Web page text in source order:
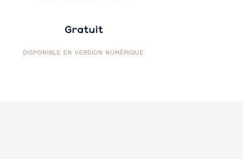
Gratuit
DISPONIBLE EN VERSION NUMÉRIQUE